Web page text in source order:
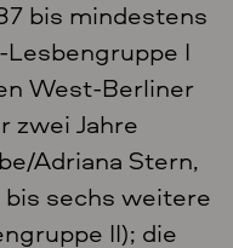
bis mindestens
I
West-Berliner
zwei Jahre
Adriana Stern,
sechs weitere
II); die